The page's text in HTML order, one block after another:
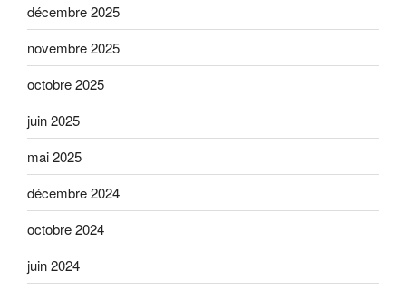
décembre 2025
novembre 2025
octobre 2025
juin 2025
mai 2025
décembre 2024
octobre 2024
juin 2024